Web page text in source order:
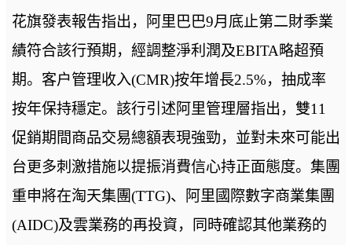
花旗發表報吿指出，阿里巴巴9月底止第二財季業
績符合該行預期，經調整淨利潤及EBITA略超預
期。客户管理收入(CMR)按年增長2.5%，抽成率
按年保持穩定。該行引述阿里管理層指出，雙11
促銷期間商品交易總額表現強勁，並對未來可能出
台更多刺激措施以提振消費信心持正面態度。集團
重申將在淘天集團(TTG)、阿里國際數字商業集團
(AIDC)及雲業務的再投資，同時確認其他業務的